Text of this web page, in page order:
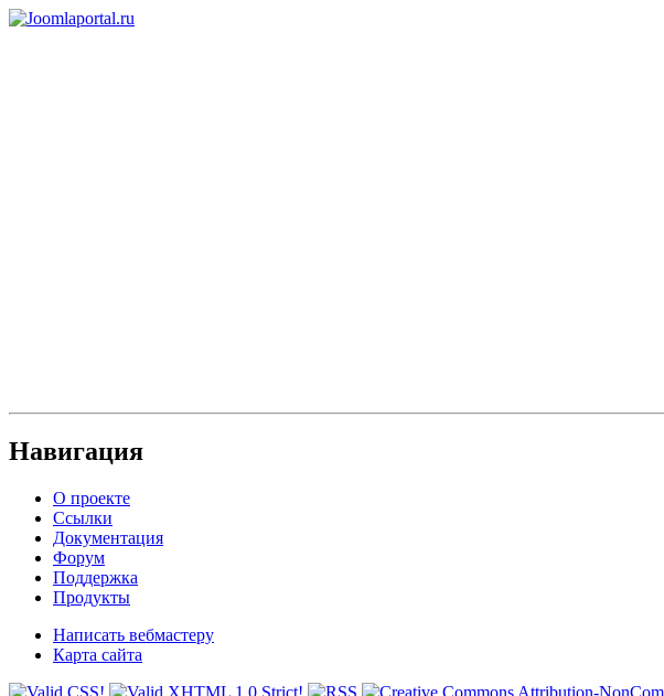
Навигация
О проекте
Ссылки
Документация
Форум
Поддержка
Продукты
Написать вебмастеру
Карта сайта